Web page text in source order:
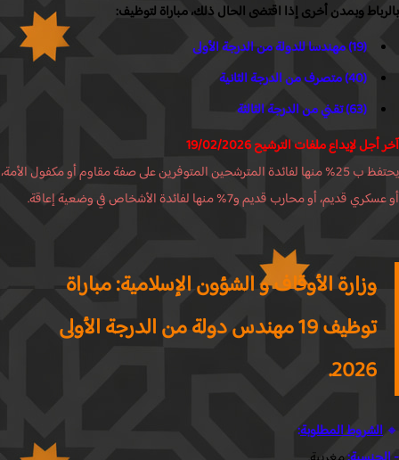
وبمدن أخرى إذا اقتضى الحال ذلك، مباراة لتوظيف:
(19) مهندسا للدولة من الدرجة الأولى
(40) متصرف من الدرجة الثانية
(63) تقني من الدرجة الثالثة
لإيداع ملفات الترشيح 19/02/2026
يحتفظ ب 25% منها لفائدة المترشحين المتوفرين على صفة مقاوم أو مكفول الأمة،
قديم، أو محارب قديم و7% منها لفائدة الأشخاص في وضعية إعاقة.
وزارة الأوقاف و الشؤون الإسلامية: مباراة
توظيف 19 مهندس دولة من الدرجة الأولى
2026.
الشروط المطلوبة: